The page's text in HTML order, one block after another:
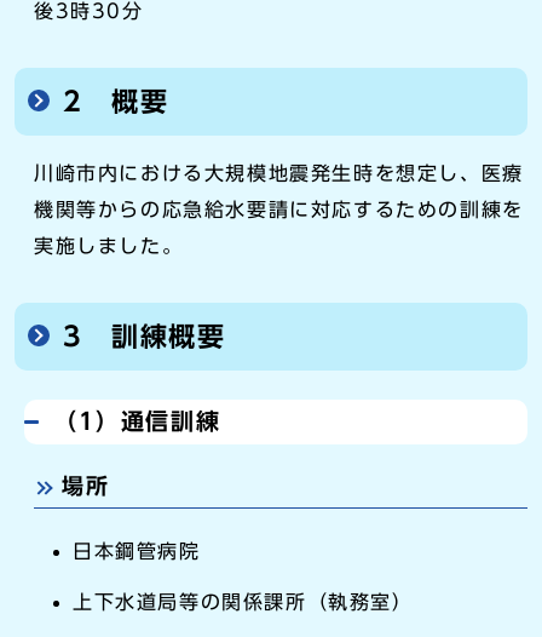
後3時30分
2 概要
川崎市内における大規模地震発生時を想定し、医療
機関等からの応急給水要請に対応するための訓練を
実施しました。
3 訓練概要
（1）通信訓練
場所
日本鋼管病院
上下水道局等の関係課所（執務室）